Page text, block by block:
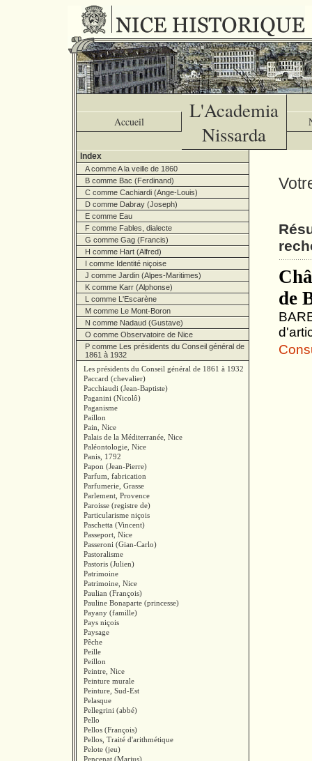
Accueil
L'Academia
Nissarda
Index
A comme A la veille de 1860
B comme Bac (Ferdinand)
C comme Cachiardi (Ange-Louis)
D comme Dabray (Joseph)
E comme Eau
F comme Fables, dialecte
G comme Gag (Francis)
H comme Hart (Alfred)
I comme Identité niçoise
J comme Jardin (Alpes-Maritimes)
K comme Karr (Alphonse)
L comme L'Escarène
M comme Le Mont-Boron
N comme Nadaud (Gustave)
O comme Observatoire de Nice
P comme Les présidents du Conseil général de
1861 à 1932
Les présidents du Conseil général de 1861 à 1932
Paccard (chevalier)
Pacchiaudi (Jean-Baptiste)
Paganini (Nicolô)
Paganisme
Paillon
Pain, Nice
Palais de la Méditerranée, Nice
Paléontologie, Nice
Panis, 1792
Papon (Jean-Pierre)
Parfum, fabrication
Parfumerie, Grasse
Parlement, Provence
Paroisse (registre de)
Particularisme niçois
Paschetta (Vincent)
Passeport, Nice
Passeroni (Gian-Carlo)
Pastoralisme
Pastoris (Julien)
Patrimoine
Patrimoine, Nice
Paulian (François)
Pauline Bonaparte (princesse)
Payany (famille)
Pays niçois
Paysage
Pêche
Peille
Peillon
Peintre, Nice
Peinture murale
Peinture, Sud-Est
Pelasque
Pellegrini (abbé)
Pello
Pellos (François)
Pellos, Traité d'arithmétique
Pelote (jeu)
Pencenat (Marius)
de